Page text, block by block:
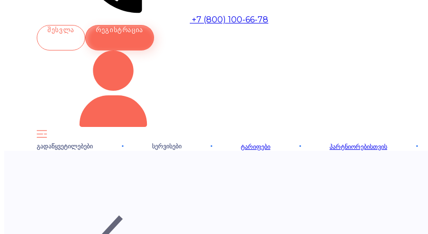
+7 (800) 100-66-78
ᲨᲔᲡᲕᲚᲐ ᲠᲔᲒᲘᲡᲢᲠᲐᲪᲘᲐ
ᲒᲐᲓᲐᲬᲧᲕᲔᲢᲘᲚᲔᲑᲔᲑᲘ ᲡᲔᲠᲕᲘᲡᲔᲑᲘ ᲢᲐᲠᲘᲤᲔᲑᲘ ᲞᲐᲠᲢᲜᲘᲝᲠᲔᲑᲘᲡᲗᲕᲘᲡ